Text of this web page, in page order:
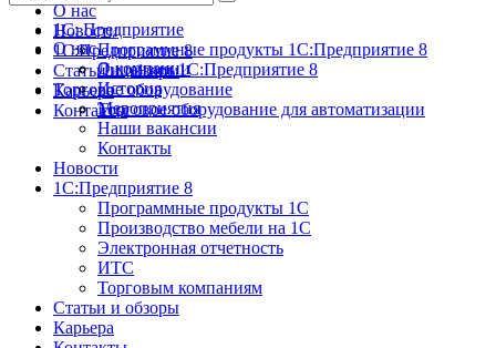
О нас
Новости
1С:Предприятие 8
Статьи и обзоры
Карьера
Контакты
1С: Предприятие
Программные продукты 1С:Предприятие 8
Лицензии 1С:Предприятие 8
Торговое оборудование
Торговое оборудование для автоматизации
О нас
О компании
История
Мероприятия
Наши вакансии
Контакты
Новости
1С:Предприятие 8
Программные продукты 1С
Производство мебели на 1С
Электронная отчетность
ИТС
Торговым компаниям
Статьи и обзоры
Карьера